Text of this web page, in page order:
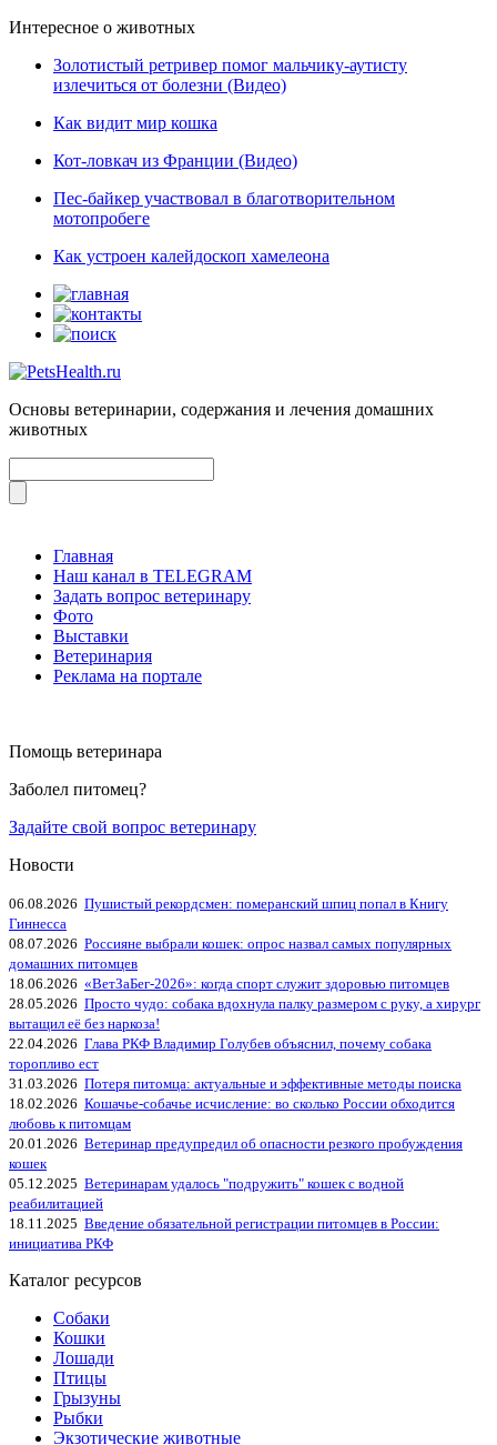
Интересное о животных
Золотистый ретривер помог мальчику-аутисту
излечиться от болезни (Видео)
Как видит мир кошка
Кот-ловкач из Франции (Видео)
Пес-байкер участвовал в благотворительном
мотопробеге
Как устроен калейдоскоп хамелеона
Основы ветеринарии, содержания и лечения домашних
животных
Главная
Наш канал в TELEGRAM
Задать вопрос ветеринару
Фото
Выставки
Ветеринария
Реклама на портале
Помощь ветеринара
Заболел питомец?
Задайте свой вопрос ветеринару
Новости
06.08.2026 Пушистый рекордсмен: померанский шпиц попал в Книгу
Гиннесса
08.07.2026 Россияне выбрали кошек: опрос назвал самых популярных
домашних питомцев
18.06.2026 «ВетЗаБег‑2026»: когда спорт служит здоровью питомцев
28.05.2026 Просто чудо: собака вдохнула палку размером с руку, а хирург
вытащил её без наркоза!
22.04.2026 Глава РКФ Владимир Голубев объяснил, почему собака
торопливо ест
31.03.2026 Потеря питомца: актуальные и эффективные методы поиска
18.02.2026 Кошачье-собачье исчисление: во сколько России обходится
любовь к питомцам
20.01.2026 Ветеринар предупредил об опасности резкого пробуждения
кошек
05.12.2025 Ветеринарам удалось "подружить" кошек с водной
реабилитацией
18.11.2025 Введение обязательной регистрации питомцев в России:
инициатива РКФ
Каталог ресурсов
Собаки
Кошки
Лошади
Птицы
Грызуны
Рыбки
Экзотические животные